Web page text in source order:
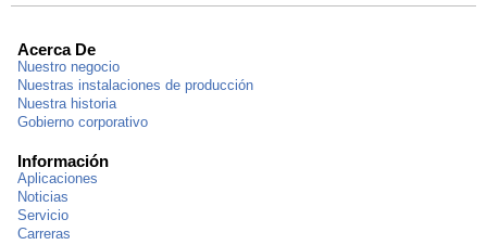
Acerca De
Nuestro negocio
Nuestras instalaciones de producción
Nuestra historia
Gobierno corporativo
Información
Aplicaciones
Noticias
Servicio
Carreras